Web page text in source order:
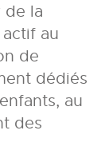
de la
au
de
dédiés
au
des